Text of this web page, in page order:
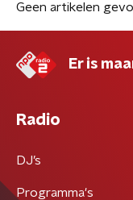
Geen artikelen
Er is
Radio
DJ’s
Programma's